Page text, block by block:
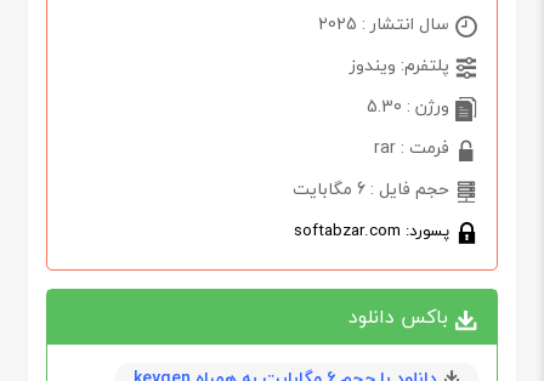
سال انتشار : 2025
پلتفرم: ویندوز
ورژن : 5.30
فرمت : rar
حجم فایل : 6 مگابایت
پسورد: softabzar.com
باکس دانلود